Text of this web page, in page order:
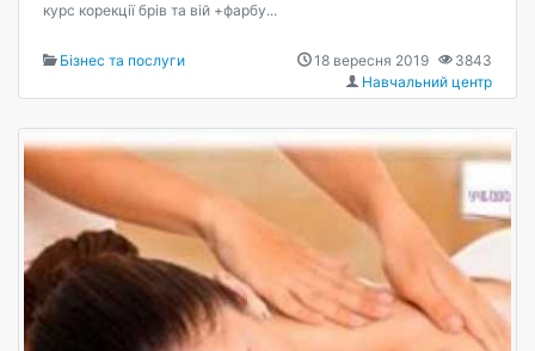
курс корекції брів та вій +фарбу...
Бізнес та послуги 3843
18 вересня 2019
Навчальний центр